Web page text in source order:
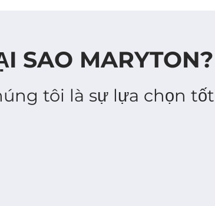
SAO MARYTON?
tôi là sự lựa chọn